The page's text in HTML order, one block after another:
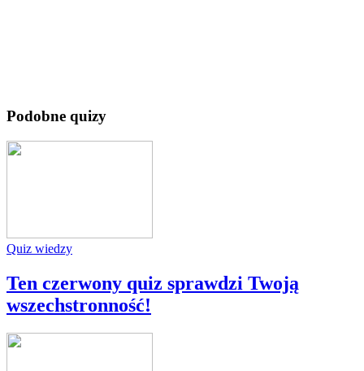
Podobne quizy
Quiz wiedzy
Ten czerwony quiz sprawdzi Twoją
wszechstronność!